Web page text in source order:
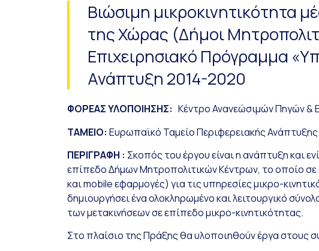
Βιώσιμη μικροκινητικότητα
της Χώρας (Δήμοι
Επιχειρησιακό Πρόγραμμα
Ανάπτυξη 2014-2020
ΦΟΡΕΑΣ ΥΛΟΠΟΙΗΣΗΣ: Κέντρο Ανανεώσιμών Πηγών &
ΤΑΜΕΙΟ: Ευρωπαϊκό Ταμείο Περιφερειακής
ΠΕΡΙΓΡΑΦΗ : Σκοπός του έργου είναι η ανάπτυξη και
επίπεδο Δήμων Μητροπολιτικών Κέντρων, το οποίο
και mobile εφαρμογές) για τις υπηρεσίες μικρο-
δημιουργήσει ένα ολοκληρωμένο και λειτουργικό
των μετακινήσεων σε επίπεδο μικρο-κινητικότητας.
Στο πλαίσιο της Πράξης θα υλοποιηθούν έργα στους